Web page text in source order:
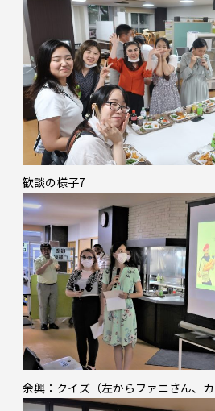
歓談の様子7
余興：クイズ（左からファニさん、カ